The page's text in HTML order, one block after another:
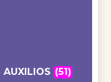
AUXILIOS (51)